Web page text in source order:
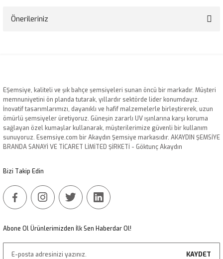
Önerileriniz
Ürün resmi kalitesiz, bozuk veya görüntülenemiyor.
Ürün açıklamasında eksik bilgiler bulunuyor.
Ürün bilgilerinde hatalar bulunuyor.
Ürün fiyatı diğer sitelerden daha pahalı.
EŞemsiye, kaliteli ve şık bahçe şemsiyeleri sunan öncü bir markadır. Müşteri
memnuniyetini ön planda tutarak, yıllardır sektörde lider konumdayız.
İnovatif tasarımlarımızı, dayanıklı ve hafif malzemelerle birleştirerek, uzun
ömürlü şemsiyeler üretiyoruz. Güneşin zararlı UV ışınlarına karşı koruma
sağlayan özel kumaşlar kullanarak, müşterilerimize güvenli bir kullanım
sunuyoruz. Esemsiye.com bir Akaydın Şemsiye markasıdır. AKAYDIN ŞEMSİYE
BRANDA SANAYİ VE TİCARET LİMİTED ŞİRKETİ - Göktunç Akaydın
Bizi Takip Edin
Abone Ol Ürünlerimizden İlk Sen Haberdar Ol!
KAYDET